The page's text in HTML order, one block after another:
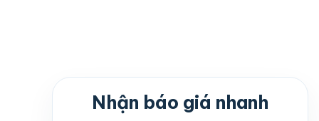
Nhận báo giá nhanh